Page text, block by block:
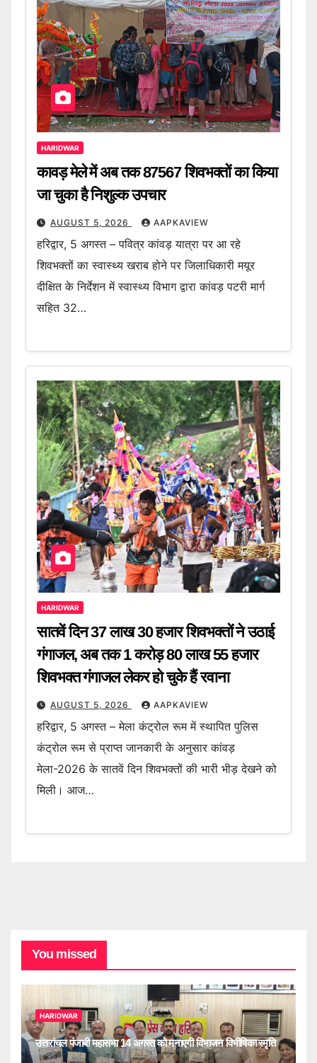
HARIDWAR
कावड़ मेले में अब तक 87567 शिवभक्तों का किया
जा चुका है निशुल्क उपचार
AUGUST 5, 2026 AAPKAVIEW
हरिद्वार, 5 अगस्त – पवित्र कांवड़ यात्रा पर आ रहे
शिवभक्तों का स्वास्थ्य खराब होने पर जिलाधिकारी मयूर
दीक्षित के निर्देशन में स्वास्थ्य विभाग द्वारा कांवड़ पटरी मार्ग
सहित 32…
HARIDWAR
सातवें दिन 37 लाख 30 हजार शिवभक्तों ने उठाई
गंगाजल, अब तक 1 करोड़ 80 लाख 55 हजार
शिवभक्त गंगाजल लेकर हो चुके हैं रवाना
AUGUST 5, 2026 AAPKAVIEW
हरिद्वार, 5 अगस्त – मेला कंट्रोल रूम में स्थापित पुलिस
कंट्रोल रूम से प्राप्त जानकारी के अनुसार कांवड़
मेला-2026 के सातवें दिन शिवभक्तों की भारी भीड़ देखने को
मिली। आज…
You missed
HARIDWAR
उत्तरांचल पंजाबी महासभा 14 अगस्त को मनाएगी विभाजन विभीषिका स्मृति